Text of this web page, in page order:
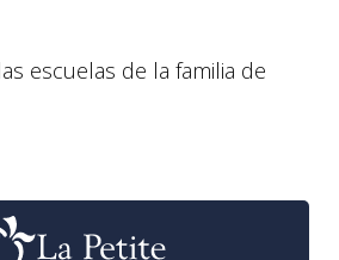
escuelas de la familia de